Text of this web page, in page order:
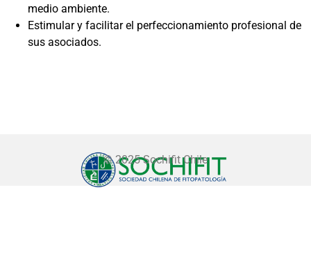
medio ambiente.
Estimular y facilitar el perfeccionamiento profesional de
sus asociados.
© 2025 Sochifit Chile